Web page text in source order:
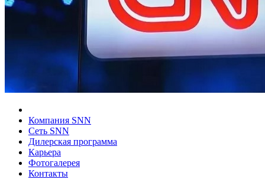
Компания SNN
Сеть SNN
Дилерская программа
Карьера
Фотогалерея
Контакты